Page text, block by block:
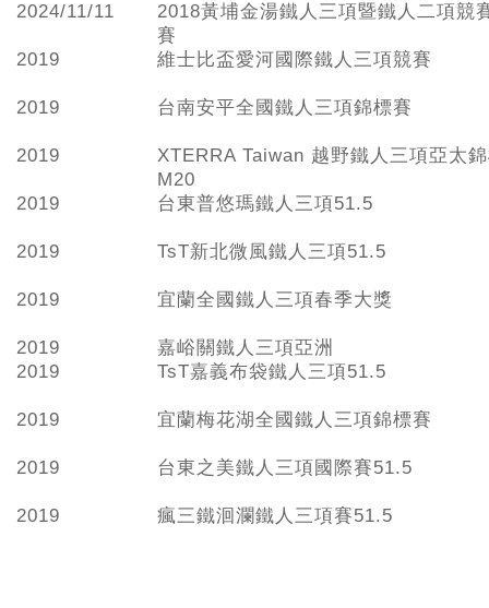
2024/11/11
2018黃埔金湯鐵人三項暨鐵人二項競
賽
2019
維士比盃愛河國際鐵人三項競賽
2019 台南安平全國鐵人三項錦標賽
2019
XTERRA Taiwan 越野鐵人三項亞太
M20
2019
台東普悠瑪鐵人三項51.5
2019 TsT新北微風鐵人三項51.5
2019 宜蘭全國鐵人三項春季大獎
2019
嘉峪關鐵人三項亞洲
2019
TsT嘉義布袋鐵人三項51.5
2019 宜蘭梅花湖全國鐵人三項錦標賽
2019 台東之美鐵人三項國際賽51.5
2019 瘋三鐵洄瀾鐵人三項賽51.5